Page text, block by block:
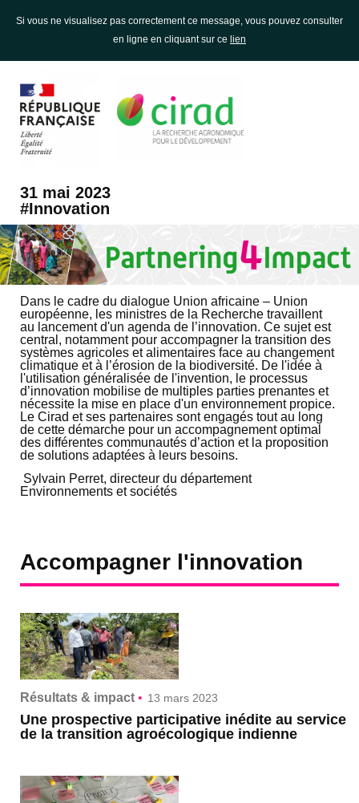
Si vous ne visualisez pas correctement ce message, vous pouvez consulter
en ligne en cliquant sur ce lien
31 mai 2023
#Innovation
Dans le cadre du dialogue Union africaine – Union
européenne, les ministres de la Recherche travaillent
au lancement d'un agenda de l’innovation. Ce sujet est
central, notamment pour accompagner la transition des
systèmes agricoles et alimentaires face au changement
climatique et à l’érosion de la biodiversité. De l'idée à
l'utilisation généralisée de l'invention, le processus
d’innovation mobilise de multiples parties prenantes et
nécessite la mise en place d'un environnement propice.
Le Cirad et ses partenaires sont engagés tout au long
de cette démarche pour un accompagnement optimal
des différentes communautés d’action et la proposition
de solutions adaptées à leurs besoins.
Sylvain Perret, directeur du département
Environnements et sociétés
Accompagner l'innovation
Résultats & impact • 13 mars 2023
Une prospective participative inédite au service
de la transition agroécologique indienne